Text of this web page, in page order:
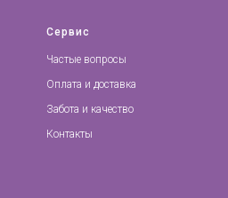
Сервис
Частые вопросы
Оплата и доставка
Забота и качество
Контакты